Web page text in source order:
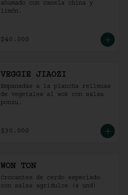
ahumado con canela china y
limón.
$40.000
VEGGIE JIAOZI
Empanadas a la plancha rellenas
de vegetales al wok con salsa
ponzu.
$30.000
WON TON
Crocantes de cerdo especiado
con salsa agridulce (4 und)